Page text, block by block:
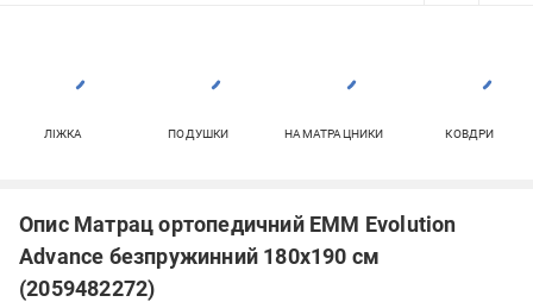
ЛІЖКА ПОДУШКИ НАМАТРАЦНИКИ КОВДРИ
Опис Матрац ортопедичний ЕММ Evolution
Advance безпружинний 180х190 см
(2059482272)